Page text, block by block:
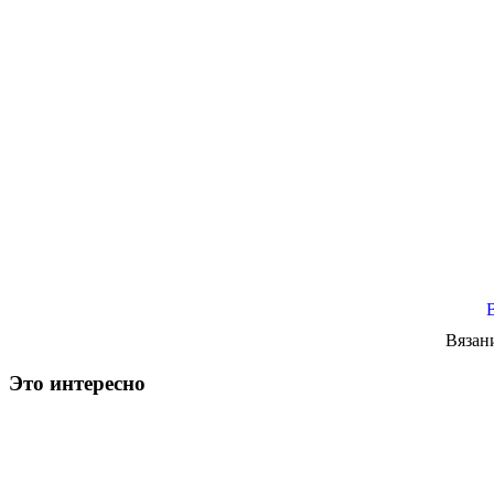
Это интересно